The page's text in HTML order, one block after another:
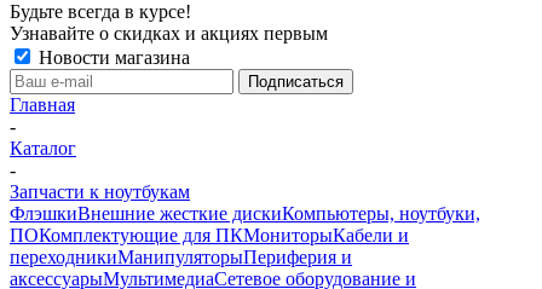
Будьте всегда в курсе!
Узнавайте о скидках и акциях первым
Новости магазина
Главная
-
Каталог
-
Запчасти к ноутбукам
ФлэшкиВнешние жесткие дискиКомпьютеры, ноутбуки,
ПОКомплектующие для ПКМониторыКабели и
переходникиМанипуляторыПериферия и
аксессуарыМультимедиаСетевое оборудование и